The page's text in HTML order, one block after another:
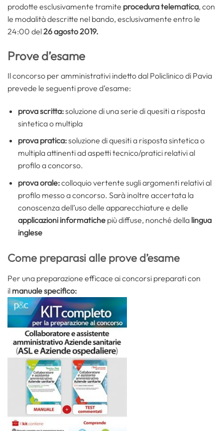
prodotte esclusivamente tramite procedura telematica, con
le modalità descritte nel bando, esclusivamente entro le
24:00 del26 agosto 2019.
Prove d’esame
Il concorso per amministrativi indetto dal Policlinico di Pavia
prevede le seguenti prove d’esame:
prova scritta:soluzione di una serie di quesiti a risposta
sintetica o multipla
prova pratica:soluzione di quesiti a risposta sintetica o
multipla attinenti ad aspetti tecnico/pratici relativi al
profilo a concorso.
prova orale:colloquio vertente sugli argomenti relativi al
profilo messo a concorso. Sarà inoltre accertata la
conoscenza dell’uso delle apparecchiature e delle
applicazioni informatichepiù diffuse, nonché della lingua
inglese
Come preparasi alle prove d’esame
Per una preparazione efficace ai concorsi preparati con
il manuale specifico: